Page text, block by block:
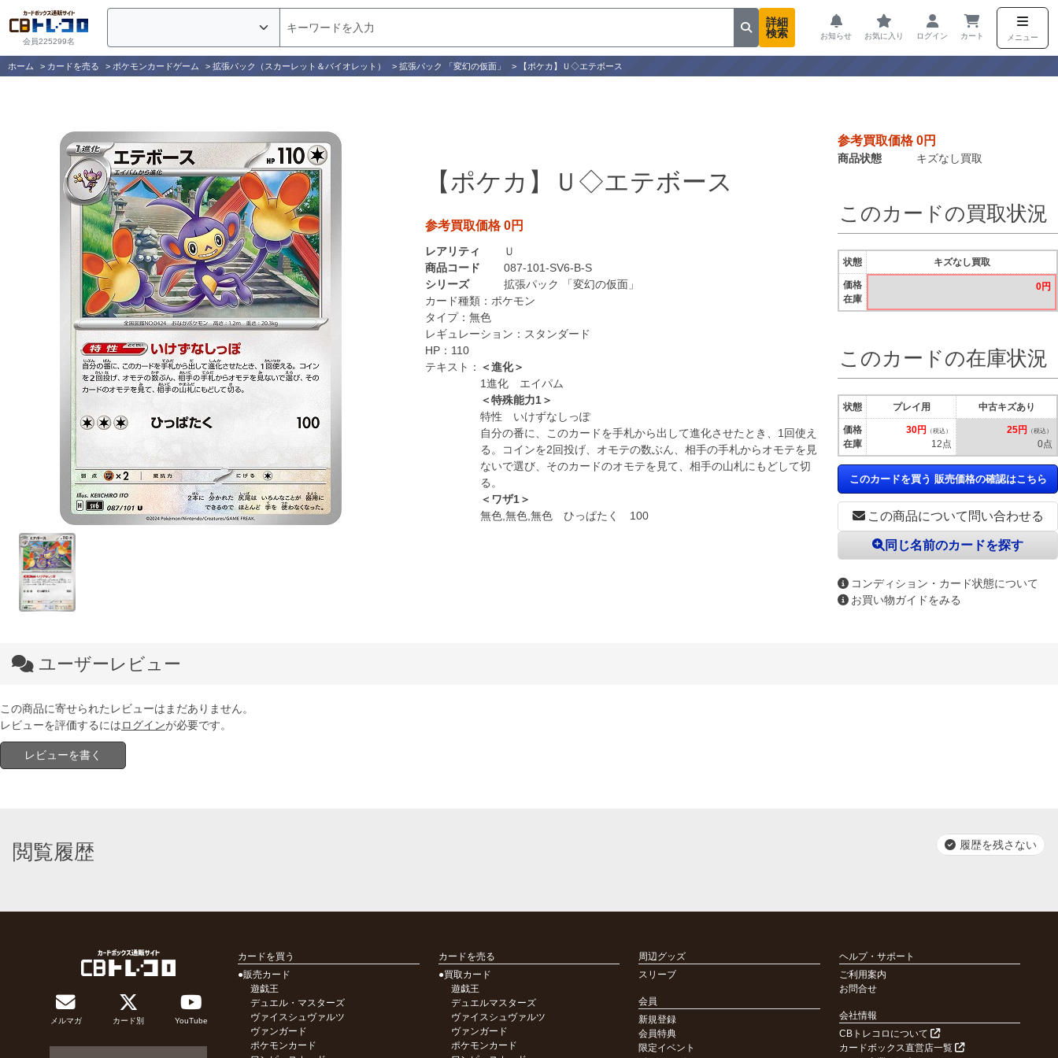
会員225299名
詳細
検索
お知らせ お気に入り ログイン カート メニュー
ホーム > カードを売る > ポケモンカードゲーム > 拡張パック（スカーレット＆バイオレット） > 拡張パック 「変幻の仮面」 > 【ポケカ】Ｕ◇エテボース
【ポケカ】Ｕ◇エテボース
参考買取価格 0円
レアリティ
Ｕ
商品コード
087-101-SV6-B-S
シリーズ
拡張パック 「変幻の仮面」
カード種類： ポケモン
タイプ： 無色
レギュレーション： スタンダード
HP： 110
テキスト： ＜進化＞
1進化 エイパム
＜特殊能力1＞
特性 いけずなしっぽ
自分の番に、このカードを手札から出して進化させたとき、1回使え
る。コインを2回投げ、オモテの数ぶん、相手の手札からオモテを見
ないで選び、そのカードのオモテを見て、相手の山札にもどして切
る。
＜ワザ1＞
無色,無色,無色 ひっぱたく 100
参考買取価格 0円
商品状態 キズなし買取
この商品について問い合わせる
同じ名前のカードを探す
コンディション・カード状態について
お買い物ガイドをみる
このカードの買取状況
状態
価格
在庫
キズなし買取
0円
このカードの在庫状況
状態
価格
在庫
プレイ用
30円 （税込）
12点
中古キズあり
25円 （税込）
0点
このカードを買う 販売価格の確認はこちら
ユーザーレビュー
この商品に寄せられたレビューはまだありません。
レビューを評価するにはログインが必要です。
レビューを書く
閲覧履歴 履歴を残さない
メルマガ カード別 YouTube
カードを買う
●販売カード
遊戯王
デュエル・マスターズ
ヴァイスシュヴァルツ
ヴァンガード
ポケモンカード
カードを売る
●買取カード
遊戯王
デュエルマスターズ
ヴァイスシュヴァルツ
ヴァンガード
ポケモンカード
周辺グッズ
スリーブ
会員
新規登録
会員特典
限定イベント
ヘルプ・サポート
ご利用案内
お問合せ
会社情報
CBトレコロについて
カードボックス直営店一覧